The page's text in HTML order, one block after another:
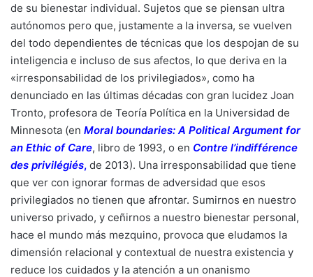
de su bienestar individual. Sujetos que se piensan ultra
autónomos pero que, justamente a la inversa, se vuelven
del todo dependientes de técnicas que los despojan de su
inteligencia e incluso de sus afectos, lo que deriva en la
«irresponsabilidad de los privilegiados», como ha
denunciado en las últimas décadas con gran lucidez Joan
Tronto, profesora de Teoría Política en la Universidad de
Minnesota (en Moral boundaries: A Political Argument for
an Ethic of Care, libro de 1993, o en Contre l’indifférence
des privilégiés, de 2013). Una irresponsabilidad que tiene
que ver con ignorar formas de adversidad que esos
privilegiados no tienen que afrontar. Sumirnos en nuestro
universo privado, y ceñirnos a nuestro bienestar personal,
hace el mundo más mezquino, provoca que eludamos la
dimensión relacional y contextual de nuestra existencia y
reduce los cuidados y la atención a un onanismo